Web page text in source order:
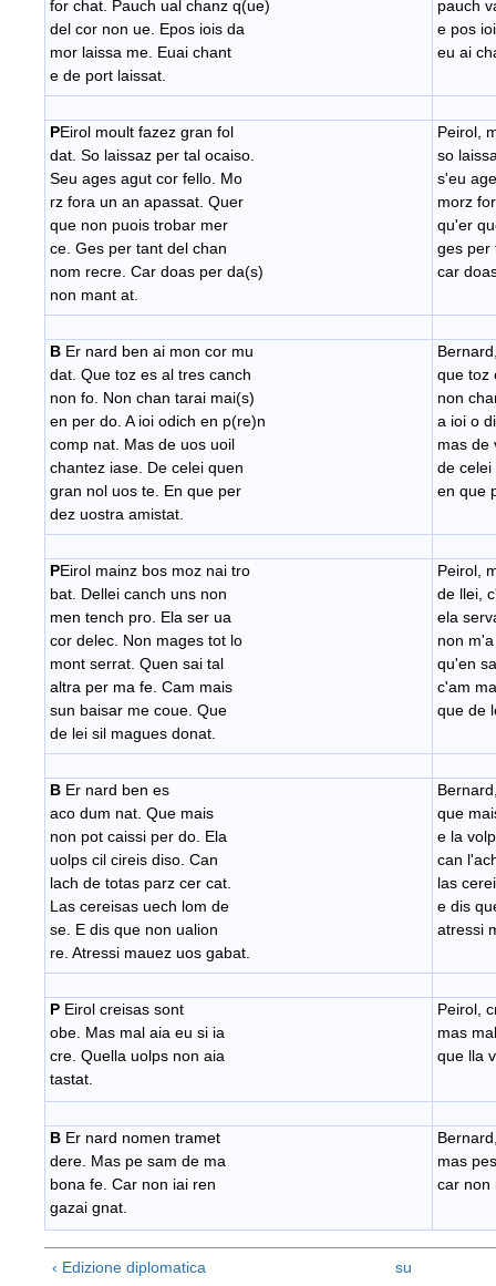
for chat. Pauch ual chanz q(ue)
del cor non ue. Epos iois da
mor laissa me. Euai chant
e de port laissat.
pauch
e pos
eu ai
PEirol moult fazez gran fol
dat. So laissaz per tal ocaiso.
Seu ages agut cor fello. Mo
rz fora un an apassat. Quer
que non puois trobar mer
ce. Ges per tant del chan
nom recre. Car doas per da(s)
non mant at.
Peirol,
so
s'eu
morz
qu'er
ges per
car
B Er nard ben ai mon cor mu
dat. Que toz es al tres canch
non fo. Non chan tarai mai(s)
en per do. A ioi odich en p(re)n
comp nat. Mas de uos uoil
chantez iase. De celei quen
gran nol uos te. En que per
dez uostra amistat.
que toz
non
a ioi o
mas de
de celei
en que
PEirol mainz bos moz nai tro
bat. Dellei canch uns non
men tench pro. Ela ser ua
cor delec. Non mages tot lo
mont serrat. Quen sai tal
altra per ma fe. Cam mais
sun baisar me coue. Que
de lei sil magues donat.
Peirol,
de llei,
ela
non
qu'en
c'am
que de
B Er nard ben es
aco dum nat. Que mais
non pot caissi per do. Ela
uolps cil cireis diso. Can
lach de totas parz cer cat.
Las cereisas uech lom de
se. E dis que non ualion
re. Atressi mauez uos gabat.
que
e la
can
las
e dis
atressi
P Eirol creisas sont
obe. Mas mal aia eu si ia
cre. Quella uolps non aia
tastat.
Peirol,
mas
que lla
B Er nard nomen tramet
dere. Mas pe sam de ma
bona fe. Car non iai ren
gazai gnat.
mas
car non
‹ Edizione diplomatica su